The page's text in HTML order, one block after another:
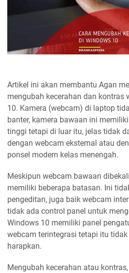
Artikel ini akan membantu Agan
mengubah kecerahan dan kontras
10. Kamera (webcam) di laptop
banter, kamera bawaan ini
tinggi tetapi di luar itu, jelas tidak
dengan webcam eksternal atau
ponsel modern kelas menengah.
Meskipun webcam bawaan
memiliki beberapa batasan. Ini
pengeditan, juga baik webcam
tidak ada control panel untuk
Windows 10 memiliki panel
webcam terintegrasi tetapi itu
harapkan.
Mengubah kecerahan atau